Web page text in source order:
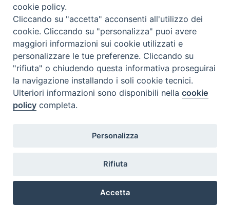
Contatti
Via Aurelia 796
00165 – Roma
tel: +39 06 661 771
email: segreteria@caritas.it
Copyright Caritas Italiana ©2026
cookie policy.
Cliccando su "accetta" acconsenti all'utilizzo dei
cookie. Cliccando su "personalizza" puoi avere
maggiori informazioni sui cookie utilizzati e
personalizzare le tue preferenze. Cliccando su
"rifiuta" o chiudendo questa informativa proseguirai
la navigazione installando i soli cookie tecnici.
Ulteriori informazioni sono disponibili nellacookie
policy completa.
Personalizza
Rifiuta
Accetta